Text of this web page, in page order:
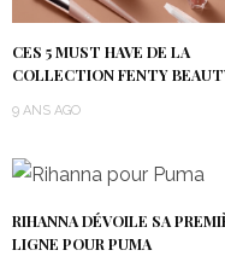
CES 5 MUST HAVE DE LA
COLLECTION FENTY
9 ANS AGO
RIHANNA DÉVOILE SA
LIGNE POUR PUMA